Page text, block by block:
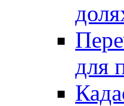
для